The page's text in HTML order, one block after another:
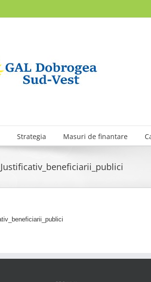
Strategia Masuri de finantare